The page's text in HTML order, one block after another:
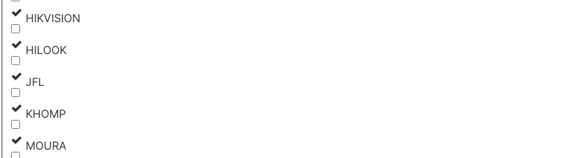
HIKVISION
HILOOK
JFL
KHOMP
MOURA